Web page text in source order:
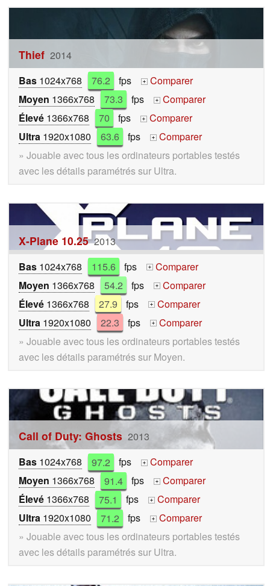
Thief 2014
Bas 1024x768 76.2 fps +
Comparer
Moyen 1366x768 73.3 fps +
Comparer
Élevé 1366x768 70 fps +
Comparer
Ultra 1920x1080 63.6 fps +
Comparer
» Jouable avec tous les ordinateurs portables testés
avec les détails paramétrés sur Ultra.
X-Plane 10.25 2013
Bas 1024x768 115.6 fps +
Comparer
Moyen 1366x768 54.2 fps +
Comparer
Élevé 1366x768 27.9 fps +
Comparer
Ultra 1920x1080 22.3 fps +
Comparer
» Jouable avec tous les ordinateurs portables testés
avec les détails paramétrés sur Moyen.
Call of Duty: Ghosts 2013
Bas 1024x768 97.2 fps +
Comparer
Moyen 1366x768 91.4 fps +
Comparer
Élevé 1366x768 75.1 fps +
Comparer
Ultra 1920x1080 71.2 fps +
Comparer
» Jouable avec tous les ordinateurs portables testés
avec les détails paramétrés sur Ultra.